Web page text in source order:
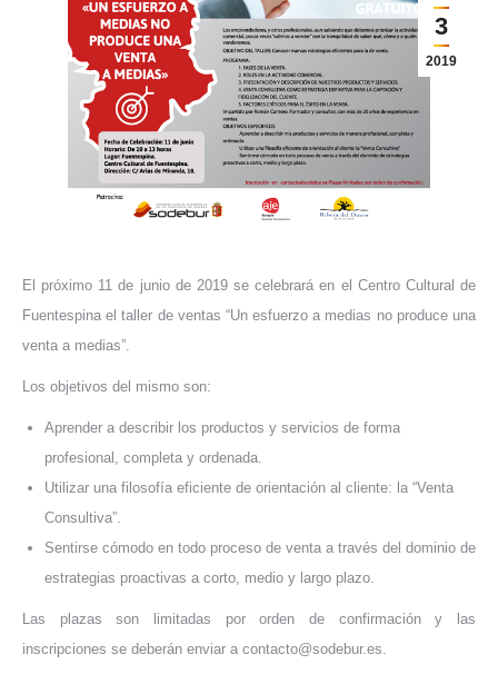
3
2019
El próximo 11 de junio de 2019 se celebrará en el Centro Cultural de
Fuentespina el taller de ventas “Un esfuerzo a medias no produce una
venta a medias”.
Los objetivos del mismo son:
Aprender a describir los productos y servicios de forma
profesional, completa y ordenada.
Utilizar una filosofía eficiente de orientación al cliente: la “Venta
Consultiva”.
Sentirse cómodo en todo proceso de venta a través del dominio de
estrategias proactivas a corto, medio y largo plazo.
Las plazas son limitadas por orden de confirmación y las
inscripciones se deberán enviar a contacto@sodebur.es.